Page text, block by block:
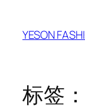
YESON
标签：